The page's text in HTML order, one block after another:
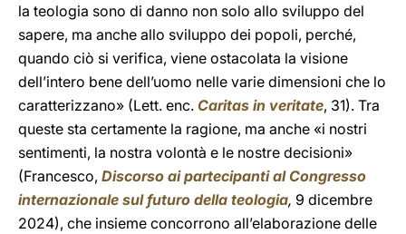
la teologia sono di danno non solo allo sviluppo del
sapere, ma anche allo sviluppo dei popoli, perché,
quando ciò si verifica, viene ostacolata la visione
dell’intero bene dell’uomo nelle varie dimensioni che lo
caratterizzano» (Lett. enc. Caritas in veritate, 31). Tra
queste sta certamente la ragione, ma anche «i nostri
sentimenti, la nostra volontà e le nostre decisioni»
(Francesco, Discorso ai partecipanti al Congresso
internazionale sul futuro della teologia, 9 dicembre
2024), che insieme concorrono all’elaborazione delle